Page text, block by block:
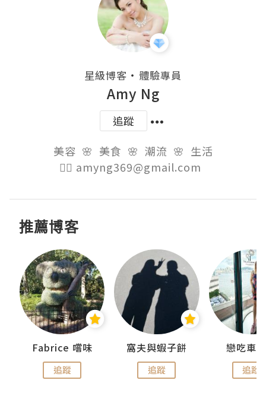
星級博客 ・ 體驗專員
Amy Ng
追蹤
美容  🌸  美食  🌸  潮流  🌸  生活
👉🏻 amyng369@gmail.com
推薦博客
Fabrice 嚐味
追蹤
窩夫與蝦子餅
追蹤
戀吃車
追蹤